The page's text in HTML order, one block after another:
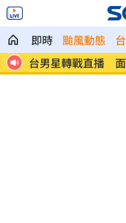
即時 颱風動態
金
台男星轉戰直播